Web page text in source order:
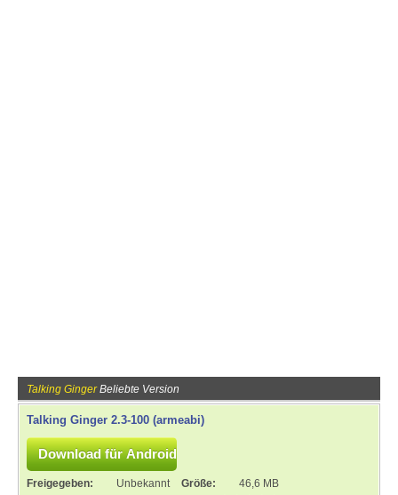
Talking GingerBeliebte Version
Talking Ginger 2.3-100 (armeabi)
Freigegeben: Unbekannt Größe:
46,6 MB